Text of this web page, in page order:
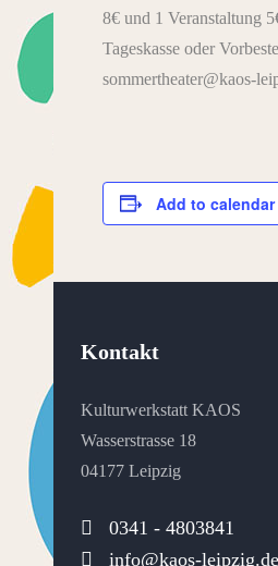
8€ und 1 Veranstaltung
Tageskasse oder
sommertheater@kaos-
Add to calendar
Kontakt
Kulturwerkstatt KAOS
Wasserstrasse 18
04177 Leipzig
0341 - 4803841
info@kaos-leipzig.de